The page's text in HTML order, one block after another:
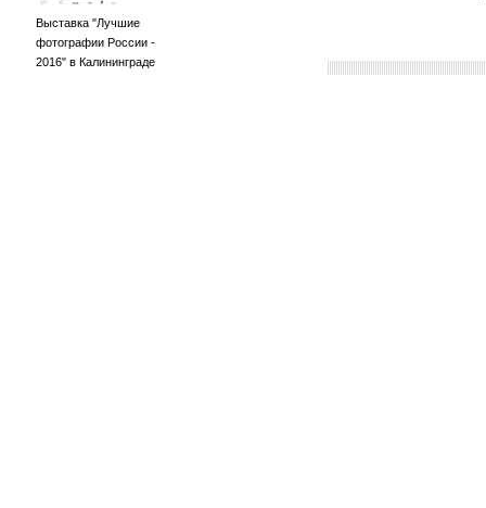
Выставка "Лучшие
фотографии России -
2016" в Калининграде